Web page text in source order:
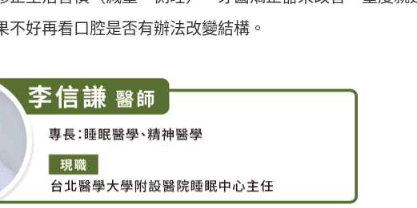
好再看口腔是否有辦法改變結構。